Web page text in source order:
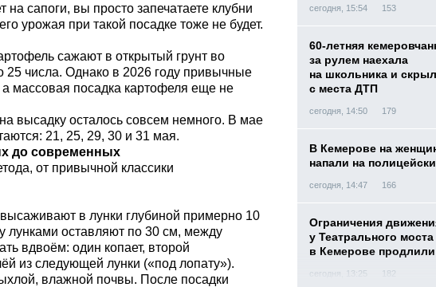
сапоги, вы просто запечатаете клубни
урожая при такой посадке тоже не будет.
сажают в открытый грунт во
числа. Однако в 2026 году привычные
массовая посадка картофеля еще не
высадку осталось совсем немного. В мае
21, 25, 29, 30 и 31 мая.
до современных
от привычной классики
в лунки глубиной примерно 10
оставляют по 30 см, между
вдвоём: один копает, второй
из следующей лунки («под лопату»).
влажной почвы. После посадки
сегодня, 15:54 153
60-летняя
за рулем наехала
на школьника и
с места ДТП
сегодня, 14:50 179
В Кемерове на
напали на
сегодня, 14:47 166
Ограничения
у Театрального моста
в Кемерове продлили
сегодня, 13:25 182